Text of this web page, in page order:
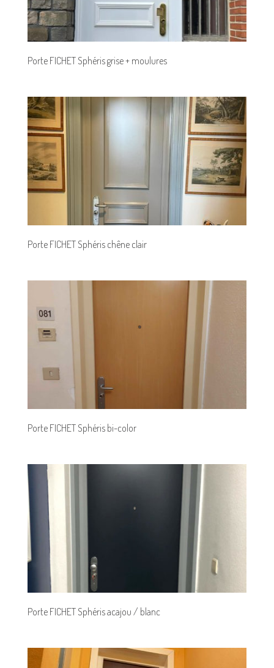
Porte FICHET Sphéris grise + moulures
Porte FICHET Sphéris chêne clair
Porte FICHET Sphéris bi-color
Porte FICHET Sphéris acajou / blanc